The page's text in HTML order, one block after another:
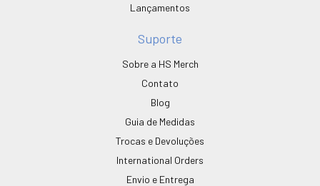
Lançamentos
Suporte
Sobre a HS Merch
Contato
Blog
Guia de Medidas
Trocas e Devoluções
International Orders
Envio e Entrega